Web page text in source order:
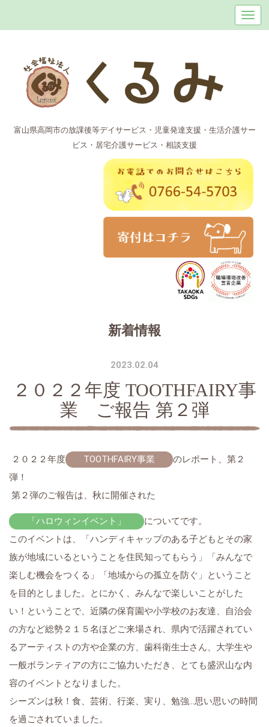
富山県高岡市の放課後等デイサービス・児童発達支援・生活介護サー
ビス・居宅介護サービス・相談支援
新着情報
2023.02.04
２０２２年度 TOOTHFAIRY事
業 ご報告 第２弾
２０２２年度 TOOTHFAIRY事業
のレポート、第２
弾！
第２弾のご報告は、秋に開催された
「ハロウィンイベント」
についてです。
このイベントは、「ハンディキャップのある子どもとその家
族が地域にいるということを住民知ってもらう」「みんなで
楽しむ機会をつくる」「地域からの孤立を防ぐ」ということ
を目的としました。とにかく、みんなで楽しいことがした
い！ということで、近隣の保育園や小学校のお友達、自治会
の方など総勢２１５名ほどご来場され、県内で活躍されてい
るアーティストの方や企業の方、歯科衛生士さん、大学生や
一般ボランティアの方にご協力いただき、とても盛沢山な内
容のイベントとなりました。
シーズンは秋！食、芸術、行楽、実り、勉強…思い思いの時間
を過ごされていました。